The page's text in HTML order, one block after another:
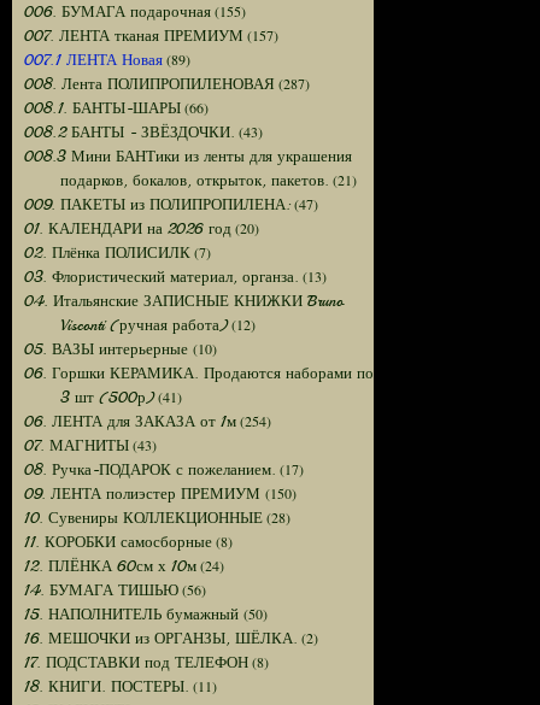
006. БУМАГА подарочная(155)
007. ЛЕНТА тканая ПРЕМИУМ (157)
007.1 ЛЕНТА Новая(89)
008. Лента ПОЛИПРОПИЛЕНОВАЯ (287)
008.1. БАНТЫ-ШАРЫ(66)
008.2 БАНТЫ - ЗВЁЗДОЧКИ. (43)
008.3 Мини БАНТики из ленты для украшения
подарков, бокалов, открыток, пакетов. (21)
009. ПАКЕТЫ из ПОЛИПРОПИЛЕНА:(47)
01. КАЛЕНДАРИ на 2026 год (20)
02. Плёнка ПОЛИСИЛК(7)
03. Флористический материал, органза. (13)
04. Итальянские ЗАПИСНЫЕ КНИЖКИ Bruno
Visconti (ручная работа)(12)
05. ВАЗЫ интерьерные (10)
06. Горшки КЕРАМИКА. Продаются наборами по
3 шт (500р)(41)
06. ЛЕНТА для ЗАКАЗА от 1м(254)
07. МАГНИТЫ(43)
08. Ручка-ПОДАРОК с пожеланием. (17)
09. ЛЕНТА полиэстер ПРЕМИУМ (150)
10. Сувениры КОЛЛЕКЦИОННЫЕ(28)
11. КОРОБКИ самосборные(8)
12. ПЛЁНКА 60см х 10м(24)
14. БУМАГА ТИШЬЮ(56)
15. НАПОЛНИТЕЛЬ бумажный (50)
16. МЕШОЧКИ из ОРГАНЗЫ, ШЁЛКА. (2)
17. ПОДСТАВКИ под ТЕЛЕФОН(8)
18. КНИГИ. ПОСТЕРЫ. (11)